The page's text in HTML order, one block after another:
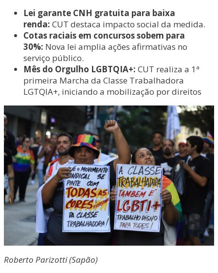
Lei garante CNH gratuita para baixa
renda: CUT destaca impacto social da medida.
Cotas raciais em concursos sobem para
30%: Nova lei amplia ações afirmativas no
serviço público.
Mês do Orgulho LGBTQIA+: CUT realiza a 1ª
primeira Marcha da Classe Trabalhadora
LGTQIA+, iniciando a mobilização por direitos
Roberto Parizotti (Sapão)